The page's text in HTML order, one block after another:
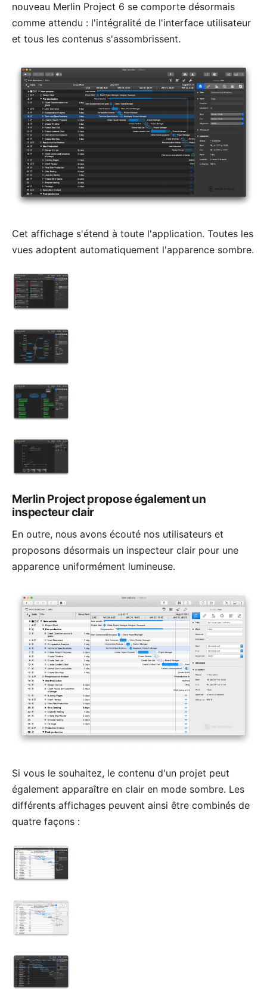
nouveau Merlin Project 6 se comporte désormais
comme attendu : l'intégralité de l'interface utilisateur
et tous les contenus s'assombrissent.
Cet affichage s'étend à toute l'application. Toutes les
vues adoptent automatiquement l'apparence sombre.
Merlin Project propose également un
inspecteur clair
En outre, nous avons écouté nos utilisateurs et
proposons désormais un inspecteur clair pour une
apparence uniformément lumineuse.
Si vous le souhaitez, le contenu d'un projet peut
également apparaître en clair en mode sombre. Les
différents affichages peuvent ainsi être combinés de
quatre façons :